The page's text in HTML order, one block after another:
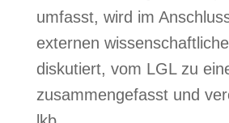
umfasst, wird im
externen
diskutiert, vom LGL zu
zusammengefasst und